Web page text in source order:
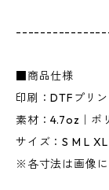
■商品仕様
印刷：DTFプリン
素材：4.7oz｜ポ
サイズ：S M L
※各寸法は画像